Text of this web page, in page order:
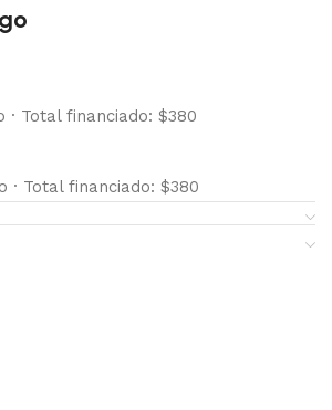
· Total financiado: $380
· Total financiado: $380